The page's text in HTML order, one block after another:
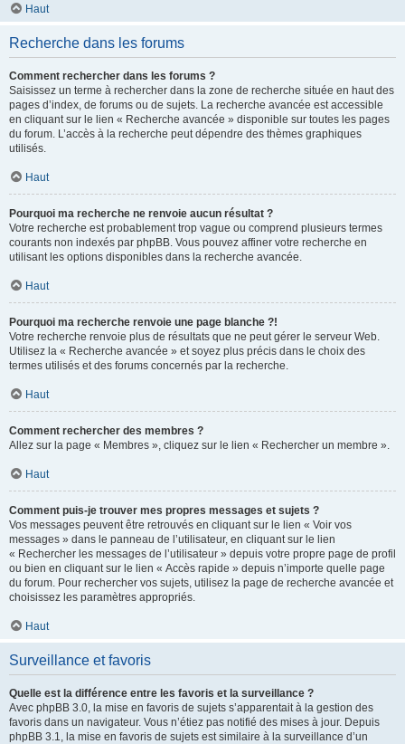
Haut
Recherche dans les forums
Comment rechercher dans les forums ?
Saisissez un terme à rechercher dans la zone de recherche située en haut des
pages d’index, de forums ou de sujets. La recherche avancée est accessible
en cliquant sur le lien « Recherche avancée » disponible sur toutes les pages
du forum. L’accès à la recherche peut dépendre des thèmes graphiques
utilisés.
Haut
Pourquoi ma recherche ne renvoie aucun résultat ?
Votre recherche est probablement trop vague ou comprend plusieurs termes
courants non indexés par phpBB. Vous pouvez affiner votre recherche en
utilisant les options disponibles dans la recherche avancée.
Haut
Pourquoi ma recherche renvoie une page blanche ?!
Votre recherche renvoie plus de résultats que ne peut gérer le serveur Web.
Utilisez la « Recherche avancée » et soyez plus précis dans le choix des
termes utilisés et des forums concernés par la recherche.
Haut
Comment rechercher des membres ?
Allez sur la page « Membres », cliquez sur le lien « Rechercher un membre ».
Haut
Comment puis-je trouver mes propres messages et sujets ?
Vos messages peuvent être retrouvés en cliquant sur le lien « Voir vos
messages » dans le panneau de l’utilisateur, en cliquant sur le lien
« Rechercher les messages de l’utilisateur » depuis votre propre page de profil
ou bien en cliquant sur le lien « Accès rapide » depuis n’importe quelle page
du forum. Pour rechercher vos sujets, utilisez la page de recherche avancée et
choisissez les paramètres appropriés.
Haut
Surveillance et favoris
Quelle est la différence entre les favoris et la surveillance ?
Avec phpBB 3.0, la mise en favoris de sujets s’apparentait à la gestion des
favoris dans un navigateur. Vous n’étiez pas notifié des mises à jour. Depuis
phpBB 3.1, la mise en favoris de sujets est similaire à la surveillance d’un